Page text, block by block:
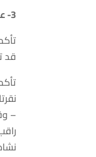
3- عربة التسوق
قد
–